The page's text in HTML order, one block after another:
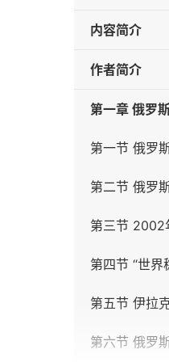
内容简介
作者简介
第一章 俄罗
第一节 俄罗
第二节 俄罗
第三节 2002
第四节 “世界
第五节 伊拉
第六节 俄罗